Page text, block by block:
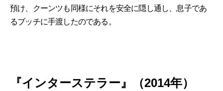
預け、クーンツも同様にそれを安全に隠し通し、息子であ
るブッチに手渡したのである。
『インターステラー』（2014年）